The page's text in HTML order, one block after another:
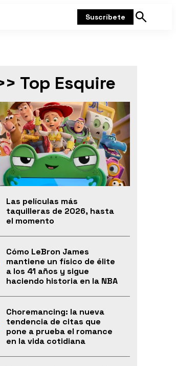
Suscríbete
Mostrar
Top Esquire
Las películas más
taquilleras de 2026, hasta
el momento
Cómo LeBron James
mantiene un físico de élite
a los 41 años y sigue
haciendo historia en la NBA
Choremancing: la nueva
tendencia de citas que
pone a prueba el romance
en la vida cotidiana